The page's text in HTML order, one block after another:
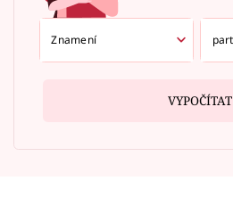
VYPOČÍTAT